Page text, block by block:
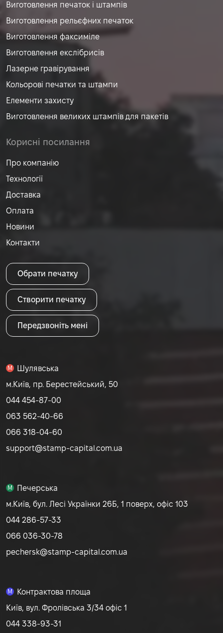
Виготовлення печаток і штампів
Виготовлення рельєфних печаток
Виготовлення факсиміле
Виготовлення екслібрисів
Лазерне гравірування
Кольорові печатки та штампи
Елементи захисту
Виготовлення великих штампів для пакетів
Корисні посилання
Про компанію
Технології
Доставка
Оплата
Новини
Контакти
Обрати печатку
Створити печатку
Передзвоніть мені
M
Шулявська
м.Київ, пр. Берестейський, 50
044 454-87-00
063 562-40-66
066 318-04-60
support@stamp-capital.com.ua
M
Печерська
м.Київ, бул. Лесі Українки 26Б, 1 поверх, офіс 103
044 286-57-33
066 036-30-78
pechersk@stamp-capital.com.ua
M
Контрактова площа
Київ, вул. Фролівська 3/34 офіс 1
044 338-93-31